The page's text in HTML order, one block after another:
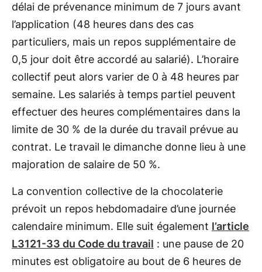
délai de prévenance minimum de 7 jours avant
l’application (48 heures dans des cas
particuliers, mais un repos supplémentaire de
0,5 jour doit être accordé au salarié). L’horaire
collectif peut alors varier de 0 à 48 heures par
semaine. Les salariés à temps partiel peuvent
effectuer des heures complémentaires dans la
limite de 30 % de la durée du travail prévue au
contrat. Le travail le dimanche donne lieu à une
majoration de salaire de 50 %.
La convention collective de la chocolaterie
prévoit un repos hebdomadaire d’une journée
calendaire minimum. Elle suit également l’article
L3121-33 du Code du travail : une pause de 20
minutes est obligatoire au bout de 6 heures de